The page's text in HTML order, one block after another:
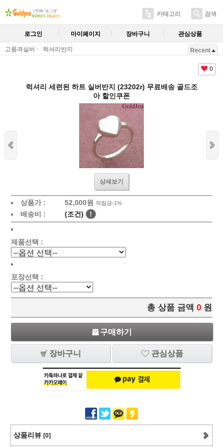
카테고리 검색
로그인 마이페이지 장바구니 관심상품
고품격실버 럭셔리반지 Recent
0
럭셔리 세련된 하트 실버반지 (23202r) 무료배송 골드조
아 할인쿠폰
상세보기
상품가 : 52,000원 적립금:1%
배송비 : (조건) !
제품선택 :
포장선택 :
총 상품 금액 0 원
구매하기
장바구니 관심상품
상품리뷰 [0]